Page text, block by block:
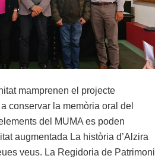
mamprenen el projecte
conservar la memòria oral del
del MUMA es poden
augmentada La història d’Alzira
veus. La Regidoria de Patrimoni